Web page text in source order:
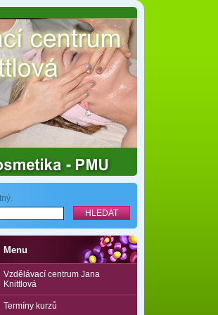
Menu
Vzdělávací centrum Jana
Knittlová
Termíny kurzů